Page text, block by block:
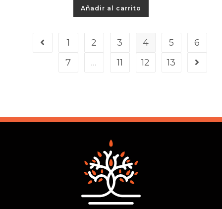
Añadir al carrito
1 2 3 4 5
6
7
… 11 12 13